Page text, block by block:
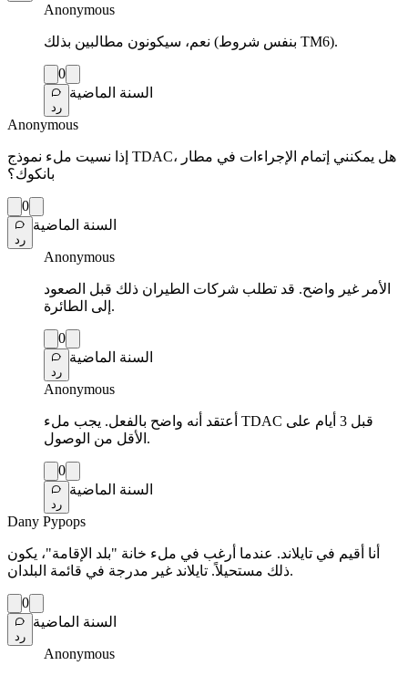
Anonymous
نعم، سيكونون مطالبين بذلك (بنفس شروط TM6).
0
رد
السنة الماضية
Anonymous
إذا نسيت ملء نموذج TDAC، هل يمكنني إتمام الإجراءات في مطار
بانكوك؟
0
رد
السنة الماضية
Anonymous
الأمر غير واضح. قد تطلب شركات الطيران ذلك قبل الصعود
إلى الطائرة.
0
رد
السنة الماضية
Anonymous
أعتقد أنه واضح بالفعل. يجب ملء TDAC قبل 3 أيام على
الأقل من الوصول.
0
رد
السنة الماضية
Dany Pypops
أنا أقيم في تايلاند. عندما أرغب في ملء خانة "بلد الإقامة"، يكون
ذلك مستحيلاً. تايلاند غير مدرجة في قائمة البلدان.
0
رد
السنة الماضية
Anonymous